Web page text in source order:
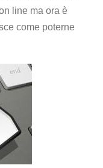
line ma ora è
come poterne